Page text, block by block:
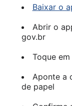
Baixar o
Abrir o
gov.br
Toque em
Aponte a
de papel